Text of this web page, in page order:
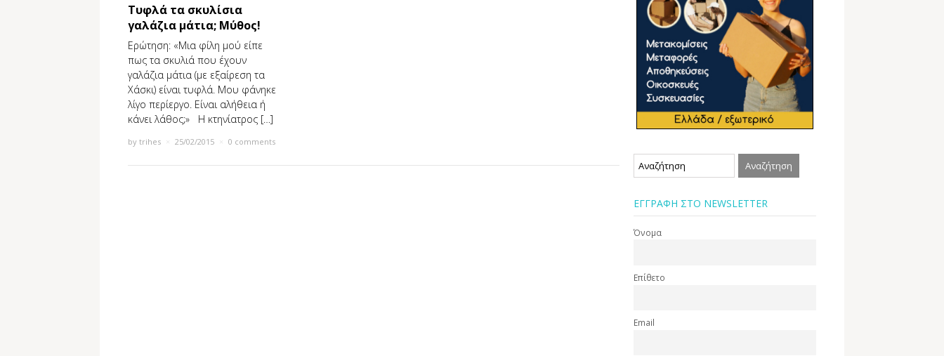
Τυφλά τα σκυλίσια
γαλάζια μάτια; Μύθος!
Ερώτηση: «Μια φίλη μού είπε
πως τα σκυλιά που έχουν
γαλάζια μάτια (με εξαίρεση τα
Χάσκι) είναι τυφλά. Μου φάνηκε
λίγο περίεργο. Είναι αλήθεια ή
κάνει λάθος;» Η κτηνίατρος […]
by trihes 25/02/2015 0 comments
ΕΓΓΡΑΦΗ ΣΤΟ NEWSLETTER
Όνομα
Επίθετο
Email